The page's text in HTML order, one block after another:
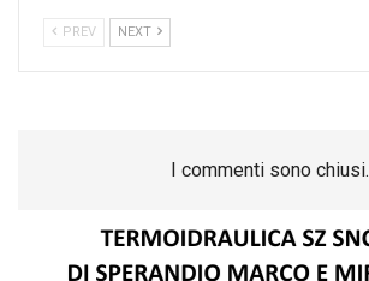
PREV NEXT
I commenti sono chiusi.